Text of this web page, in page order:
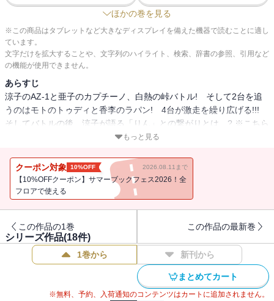
ほかの巻を見る
※この商品はタブレットなど大きなディスプレイを備えた機器で読むことに適し
ています。
文字だけを拡大することや、文字列のハイライト、検索、辞書の参照、引用など
の機能が使用できません。
あらすじ
涼子のAZ-1と亜子のカプチーノ、白熱の峠バトル! そして2台を追
うのはモトのトゥディと香李のラパン! 4台が激走を繰り広げる!!!
そしてバトルの後、涼子が語る「りん」との繋がりとは…? ※こちら
は巻末に電子版のみの特典ペーパーがついている特別版となりま
もっと見る
クーポン対象 10%OFF 2026.08.11まで
【10%OFFクーポン】サマーブックフェス2026！全
フロアで使える
この作品の1巻 この作品の最新巻
シリーズ作品(18件)
1巻から 新刊から
まとめてカート
※無料、予約、入荷通知のコンテンツはカートに追加されません。